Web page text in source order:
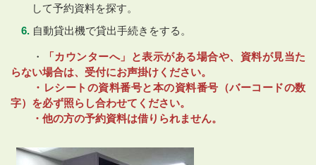
して予約資料を探す。
自動貸出機で貸出手続きをする。
・
「カウンターへ」と表示がある場合や、資料が見当た
らない場合は、受付にお声掛けください。
・レシートの資料番号と本の資料番号（バーコードの数
字）を必ず照らし合わせてください。
・他の方の予約資料は借りられません。